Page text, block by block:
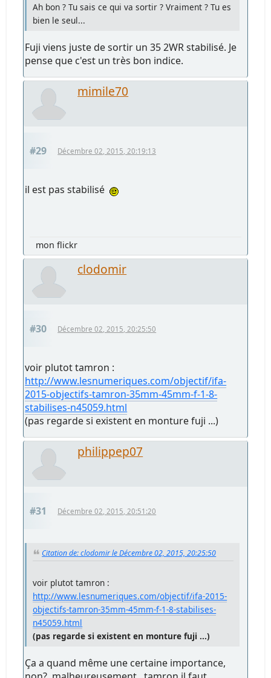
Ah bon ? Tu sais ce qui va sortir ? Vraiment ? Tu es
bien le seul...
Fuji viens juste de sortir un 35 2WR stabilisé. Je
pense que c'est un très bon indice.
mimile70
#29 Décembre 02, 2015, 20:19:13
il est pas stabilisé
mon flickr
clodomir
#30 Décembre 02, 2015, 20:25:50
voir plutot tamron :
http://www.lesnumeriques.com/objectif/ifa-
2015-objectifs-tamron-35mm-45mm-f-1-8-
stabilises-n45059.html
(pas regarde si existent en monture fuji ...)
philippep07
#31 Décembre 02, 2015, 20:51:20
Citation de: clodomir le Décembre 02, 2015, 20:25:50
voir plutot tamron :
http://www.lesnumeriques.com/objectif/ifa-2015-
objectifs-tamron-35mm-45mm-f-1-8-stabilises-
n45059.html
(pas regarde si existent en monture fuji ...)
Ça a quand même une certaine importance,